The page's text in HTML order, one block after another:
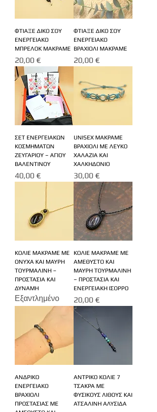
ΦΤΙΑΞΕ ΔΙΚΟ ΣΟΥ
ΕΝΕΡΓΕΙΑΚΟ
ΜΠΡΕΛΟΚ ΜΑΚΡΑΜΕ
Τιμή
20,00 €
ΦΤΙΑΞΕ ΔΙΚΟ ΣΟΥ
ΕΝΕΡΓΕΙΑΚΟ
ΒΡΑΧΙΟΛΙ ΜΑΚΡΑΜΕ
Τιμή
20,00 €
ΣΕΤ ΕΝΕΡΓΕΙΑΚΩΝ
ΚΟΣΜΗΜΑΤΩΝ
ΖΕΥΓΑΡΙΟΥ – ΑΓΙΟΥ
ΒΑΛΕΝΤΙΝΟΥ
Τιμή
40,00 €
UNISEX ΜΑΚΡΑΜΕ
ΒΡΑΧΙΟΛΙ ΜΕ ΛΕΥΚΟ
ΧΑΛΑΖΙΑ ΚΑΙ
ΧΑΛΚΗΔΟΝΙΟ
Τιμή
30,00 €
ΚΟΛΙΕ ΜΑΚΡΑΜΕ ΜΕ
ΟΝΥΧΑ ΚΑΙ ΜΑΥΡΗ
ΤΟΥΡΜΑΛΙΝΗ –
ΠΡΟΣΤΑΣΙΑ ΚΑΙ
ΔΥΝΑΜΗ
Εξαντλημένο
ΚΟΛΙΕ ΜΑΚΡΑΜΕ ΜΕ
ΑΜΕΘΥΣΤΟ ΚΑΙ
ΜΑΥΡΗ ΤΟΥΡΜΑΛΙΝΗ
– ΠΡΟΣΤΑΣΙΑ ΚΑΙ
ΕΝΕΡΓΕΙΑΚΗ ΙΣΟΡΡΟ
Τιμή
20,00 €
ΑΝΔΡΙΚΟ
ΕΝΕΡΓΕΙΑΚΟ
ΒΡΑΧΙΟΛΙ
ΠΡΟΣΤΑΣΙΑΣ ΜΕ
ΑΝΤΡΙΚΟ ΚΟΛΙΕ 7
ΤΣΑΚΡΑ ΜΕ
ΦΥΣΙΚΟΥΣ ΛΙΘΟΥΣ ΚΑΙ
ΑΤΣΑΛΙΝΗ ΑΛΥΣΙΔΑ